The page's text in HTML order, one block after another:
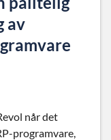
av
når det
programvare,